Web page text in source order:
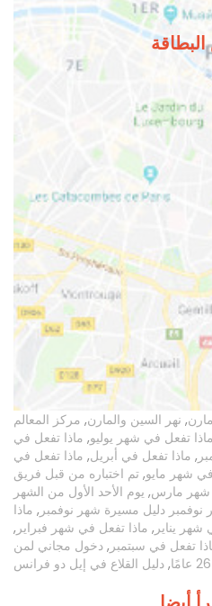
, نهر السين والمارن, مركز المعالم
ماذا تفعل في شهر يوليو, ماذا تفعل في
, ماذا تفعل في أبريل, ماذا تفعل في
شهر مايو, تم اختباره من قبل فريق
شهر مارس, يوم الأحد الأول من الشهر
دليل مسيرة شهر نوفمبر , ماذا
يناير , ماذا تفعل في شهر فبراير ,
تفعل في سبتمبر , دخول مجاني لمن
, دليل القلاع في إيل دو فرانس